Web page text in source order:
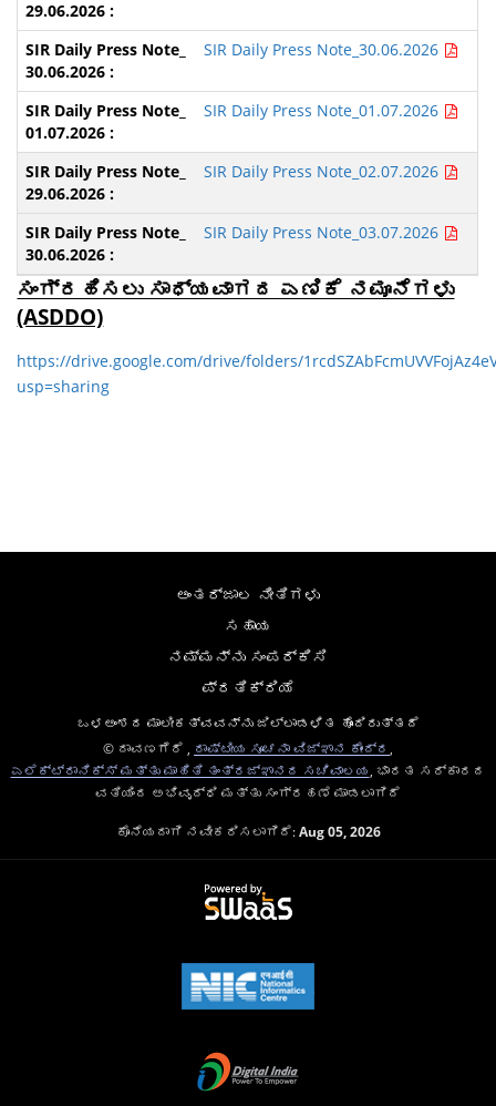
SIR Daily Press Note_30.06.2026
SIR Daily Press Note_01.07.2026
SIR Daily Press Note_02.07.2026
SIR Daily Press Note_03.07.2026
ಸಂಗ್ರಹಿಸಲು ಸಾಧ್ಯವಾಗದ ಎಣಿಕೆ ನಮೂನೆಗಳು
(ASDDO)
https://drive.google.com/drive/folders/
usp=sharing
ಅಂತರ್ಜಾಲ ನೀತಿಗಳು
ಸಹಾಯ
ನಮ್ಮನ್ನು ಸಂಪರ್ಕಿಸಿ
ಪ್ರತಿಕ್ರಿಯೆ
ಒಳಅಂಶದ ಮಾಲೀಕತ್ವವನ್ನು ಜಿಲ್ಲಾಡಳಿತ ಹೊಂದಿರುತ್ತದೆ
© ದಾವಣಗೆರೆ ,
ರಾಷ್ಟೀಯ ಸೂಚನಾ ವಿಜ್ಞಾನ ಕೇಂದ್ರ
ಎಲೆಕ್ಟ್ರಾನಿಕ್ಸ್ ಮತ್ತು ಮಾಹಿತಿ ತಂತ್ರಜ್ಞಾನದ ಸಚಿವಾಲಯ , ಭಾರತ ಸರ್ಕಾರದ
ವತಿಯಿಂದ ಅಭಿವೃದ್ಧಿ ಮತ್ತು ಸಂಗ್ರಹಣೆ ಮಾಡಲಾಗಿದೆ
ಕೊನೆಯದಾಗಿ ನವೀಕರಿಸಲಾಗಿದೆ:Aug 05, 2026